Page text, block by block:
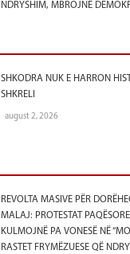
NDRYSHIM, MBROJNË
SHKODRA NUK E HARRON
SHKRELI
august 2, 2026
REVOLTA MASIVE PËR
MALAJ: PROTESTAT
KULMOJNË PA VONESË NË
RASTET FRYMËZUESE QË